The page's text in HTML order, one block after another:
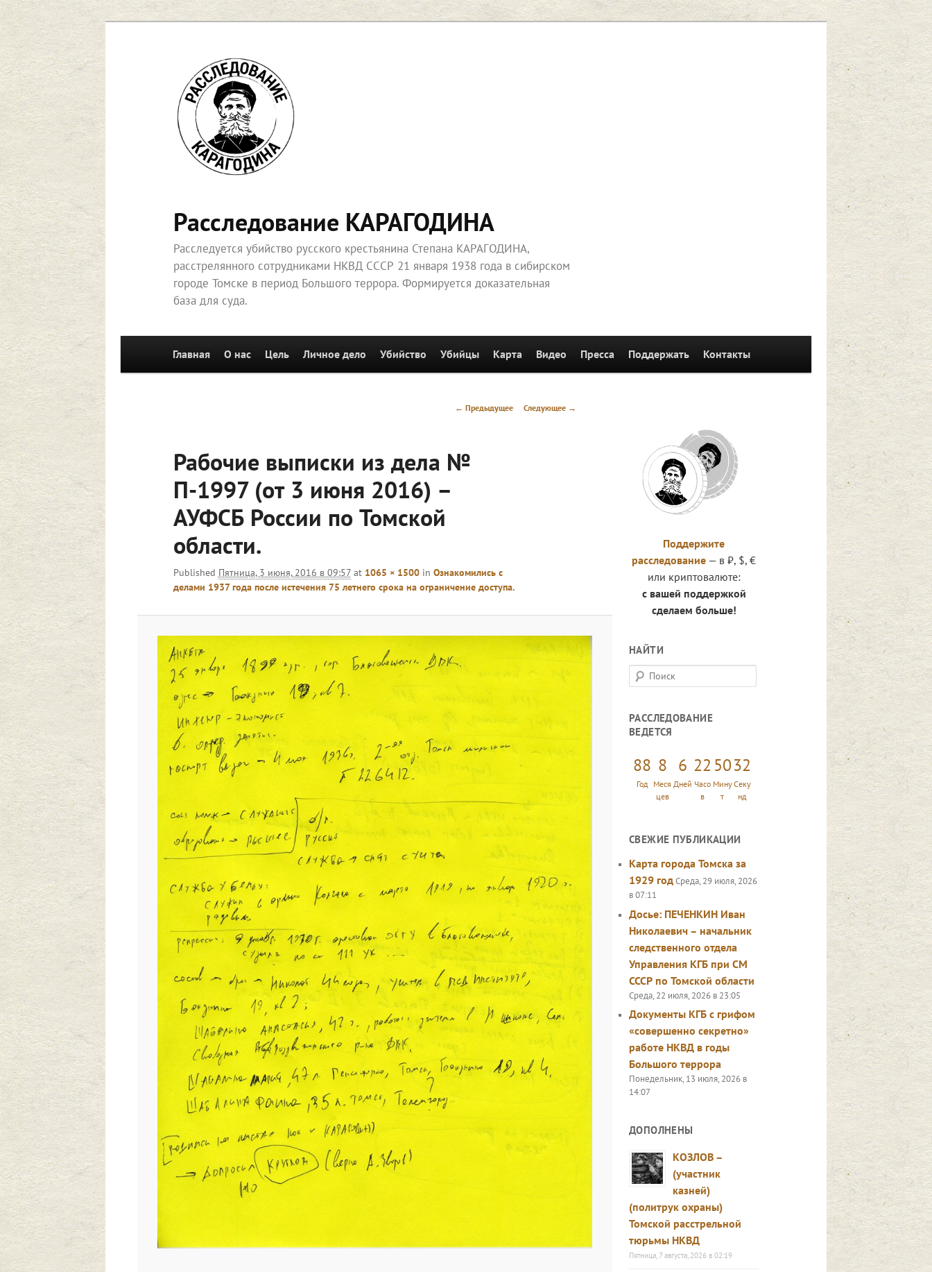
Перейти
к
основному
содержимому
Расследование КАРАГОДИНА
Расследуется убийство русского крестьянина Степана КАРАГОДИНА,
расстрелянного сотрудниками НКВД СССР 21 января 1938 года в сибирском
городе Томске в период Большого террора. Формируется доказательная
база для суда.
Перейти к основному содержимому
Главная О нас Цель Личное дело Убийство Убийцы Карта Видео Пресса Поддержать Контакты
Навигация
← Предыдущее Следующее →
Рабочие выписки из дела №
П-1997 (от 3 июня 2016) –
АУФСБ России по Томской
области.
Published Пятница, 3 июня, 2016 в 09:57at 1065 × 1500in Ознакомились с
делами 1937 года после истечения 75 летнего срока на ограничение доступа.
Поддержите
расследование — в ₽, $, €
или криптовалюте:
с вашей поддержкой
сделаем больше!
НАЙТИ
П
о
с
к
РАССЛЕДОВАНИЕ
ВЕДЕТСЯ
88
Год
8
Меся
цев
6
Дней
22
Часо
в
50
Мину
т
33
Секу
нд
СВЕЖИЕ ПУБЛИКАЦИИ
Карта города Томска за
1929 годСреда, 29 июля, 2026
в 07:11
Досье: ПЕЧЕНКИН Иван
Николаевич – начальник
следственного отдела
Управления КГБ при СМ
СССР по Томской области
Среда, 22 июля, 2026 в 23:05
Документы КГБ с грифом
«совершенно секретно»
работе НКВД в годы
Большого террора
Понедельник, 13 июля, 2026 в
14:07
ДОПОЛНЕНЫ
КОЗЛОВ –
(участник
казней)
(политрук охраны)
Томской расстрельной
тюрьмы НКВД
Пятница, 7 августа, 2026 в 02:19